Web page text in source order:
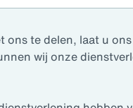
ons te delen, laat u
wij onze